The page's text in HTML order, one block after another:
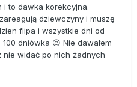
i to dawka korekcyjna.
dziewczyny i muszę
flipa i wszystkie dni od
dniówka 😉 Nie dawałem
widać po nich żadnych